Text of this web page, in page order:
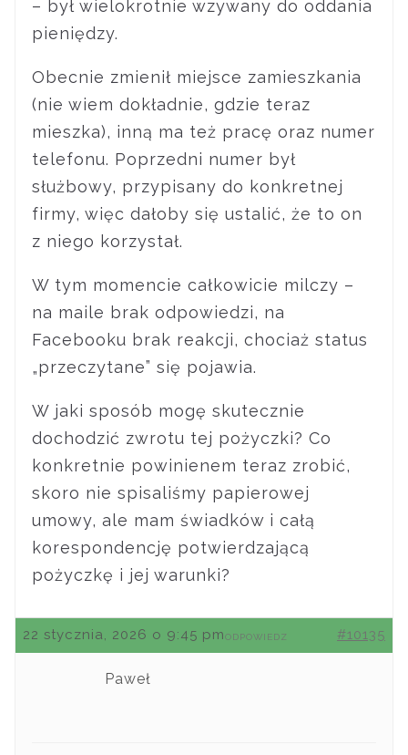
– był wielokrotnie wzywany do oddania
pieniędzy.
Obecnie zmienił miejsce zamieszkania
(nie wiem dokładnie, gdzie teraz
mieszka), inną ma też pracę oraz numer
telefonu. Poprzedni numer był
służbowy, przypisany do konkretnej
firmy, więc dałoby się ustalić, że to on
z niego korzystał.
W tym momencie całkowicie milczy –
na maile brak odpowiedzi, na
Facebooku brak reakcji, chociaż status
„przeczytane” się pojawia.
W jaki sposób mogę skutecznie
dochodzić zwrotu tej pożyczki? Co
konkretnie powinienem teraz zrobić,
skoro nie spisaliśmy papierowej
umowy, ale mam świadków i całą
korespondencję potwierdzającą
pożyczkę i jej warunki?
22 stycznia, 2026 o 9:45 pm #10135
ODPOWIEDZ
Paweł